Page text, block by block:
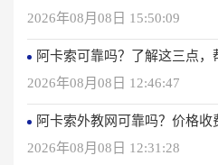
2026年08月08日 15:50:09
阿卡索可靠吗？了解这三点
2026年08月08日 12:46:47
阿卡索外教网可靠吗？价格
2026年08月08日 12:31:28